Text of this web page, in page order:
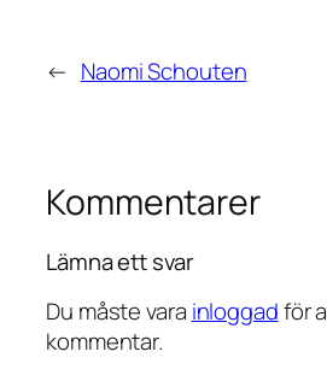
← Naomi Schouten
Kommentarer
Lämna ett svar
Du måste vara inloggadför
kommentar.